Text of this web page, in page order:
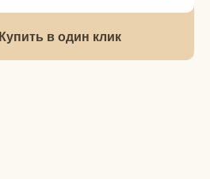
Купить в один клик